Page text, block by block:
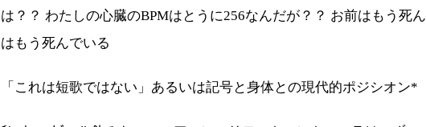
は？？ わたしの心臓のBPMはとうに256なんだが？？ お前はもう死
はもう死んでいる
「これは短歌ではない」あるいは記号と身体との現代的ポジシオン*